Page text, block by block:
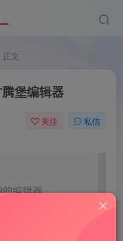
正文
堡编辑器
关注 私信